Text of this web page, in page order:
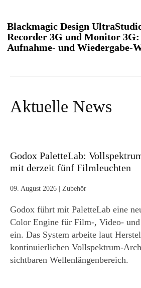
Blackmagic Design
Recorder 3G und Monitor
Aufnahme- und Wiedergabe-
Aktuelle News
Godox PaletteLab:
mit derzeit fünf Filmleuchten
09. August 2026 Zubehör
Godox führt mit PaletteLab eine
Color Engine für Film-, Video-
ein. Das System arbeite laut
kontinuierlichen Vollspektrum-
sichtbaren Wellenlängenbereich.